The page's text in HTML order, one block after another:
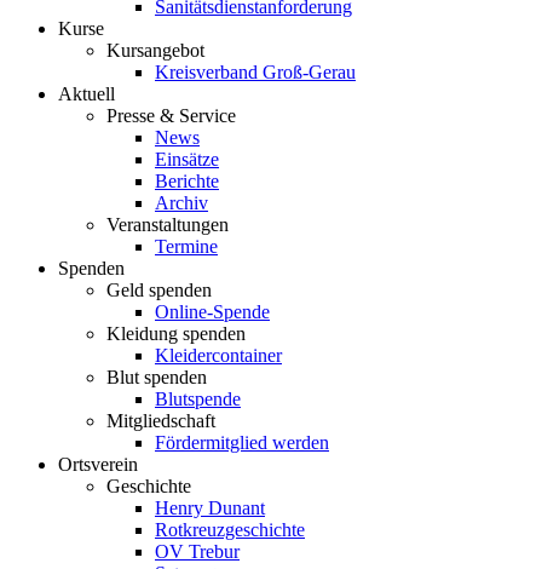
Sanitätsdienstanforderung
Kurse
Kursangebot
Kreisverband Groß-Gerau
Aktuell
Presse & Service
News
Einsätze
Berichte
Archiv
Veranstaltungen
Termine
Spenden
Geld spenden
Online-Spende
Kleidung spenden
Kleidercontainer
Blut spenden
Blutspende
Mitgliedschaft
Fördermitglied werden
Ortsverein
Geschichte
Henry Dunant
Rotkreuzgeschichte
OV Trebur